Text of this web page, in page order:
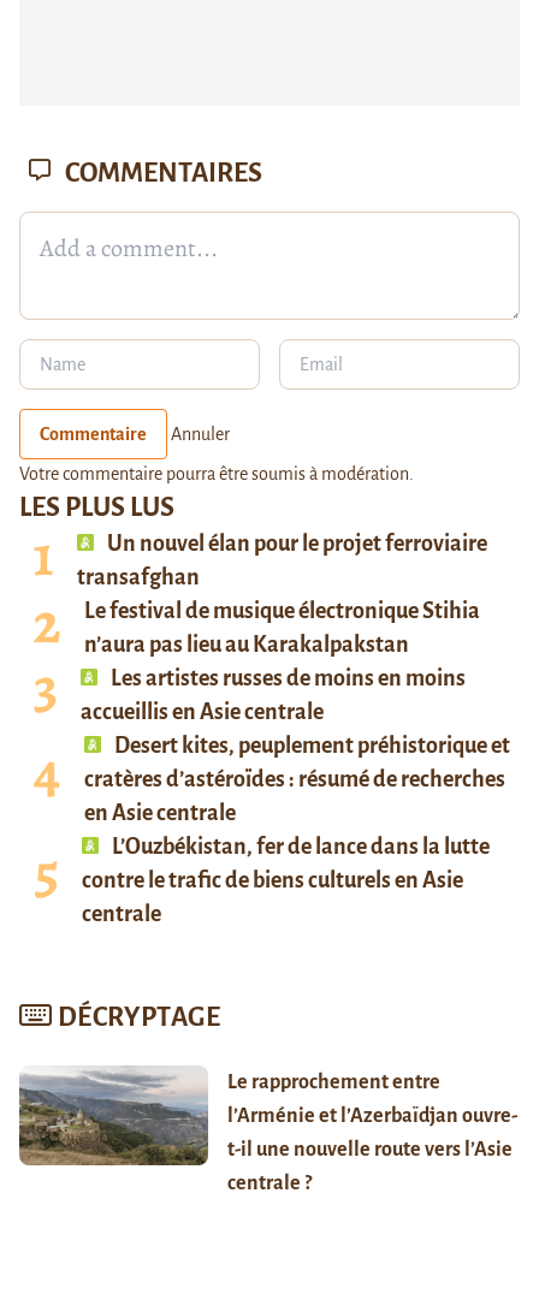
LES PLUS LUS
Un nouvel élan pour le projet ferroviaire
transafghan
Le festival de musique électronique Stihia
n’aura pas lieu au Karakalpakstan
Les artistes russes de moins en moins
accueillis en Asie centrale
Desert kites, peuplement préhistorique et
cratères d’astéroïdes : résumé de recherches
en Asie centrale
L’Ouzbékistan, fer de lance dans la lutte
contre le trafic de biens culturels en Asie
centrale
DÉCRYPTAGE
Le rapprochement entre
l’Arménie et l’Azerbaïdjan ouvre-
t-il une nouvelle route vers l’Asie
centrale ?
COMMENTAIRES
Commentaire Annuler
Votre commentaire pourra être soumis à modération.